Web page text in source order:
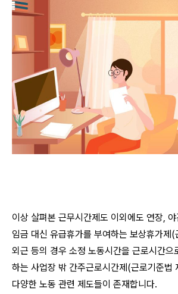
이상 살펴본 근무시간제도 이외에도 연장,
임금 대신 유급휴가를 부여하는 보상휴가제
외근 등의 경우 소정 노동시간을 근로시간으
하는 사업장 밖 간주근로시간제(근로기준법
다양한 노동 관련 제도들이 존재합니다.